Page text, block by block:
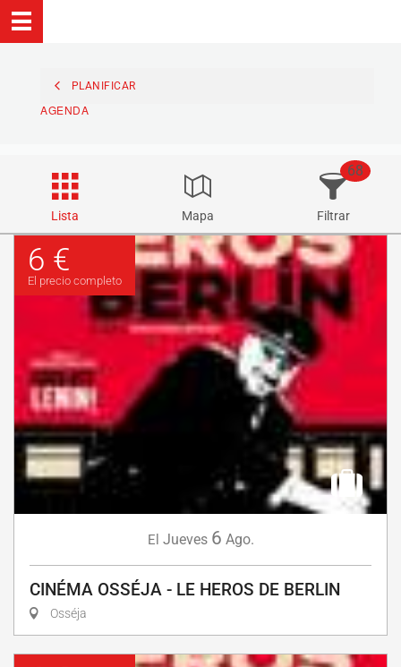
PLANIFICAR
AGENDA
Lista Mapa Filtrar
68
6 €
El precio completo
El Jueves 6 Ago.
CINÉMA OSSÉJA - LE HEROS DE BERLIN
Osséja